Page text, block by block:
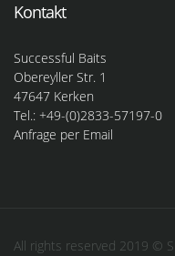
Kontakt
Successful Baits
Obereyller Str. 1
47647 Kerken
Tel.: +49-(0)2833-57197-0
Anfrage per Email
All rights reserved 2019 ©